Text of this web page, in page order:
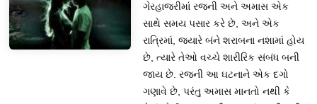
ગેરહાજરીમાં રજની અને અમાસ એક
સાથે સમય પસાર કરે છે, અને એક
રાત્રિમાં, જ્યારે બંને શરાબના નશામાં હોય
છે, ત્યારે તેઓ વચ્ચે શારીરિક સંબંધ બની
જાય છે. રજની આ ઘટનાને એક દગો
ગણાવે છે, પરંતુ અમાસ માનતો નથી કે